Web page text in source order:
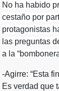
No ha habido
cestaño por
protagonistas
las preguntas
a la
-Agirre: “Esta
Es verdad que